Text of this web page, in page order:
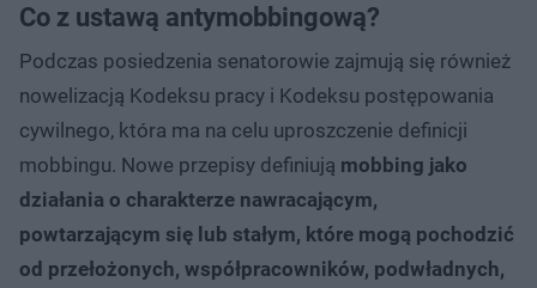
Co z ustawą antymobbingową?
Podczas posiedzenia senatorowie zajmują się również
nowelizacją Kodeksu pracy i Kodeksu postępowania
cywilnego, która ma na celu uproszczenie definicji
mobbingu. Nowe przepisy definiują mobbing jako
działania o charakterze nawracającym,
powtarzającym się lub stałym, które mogą pochodzić
od przełożonych, współpracowników, podwładnych,